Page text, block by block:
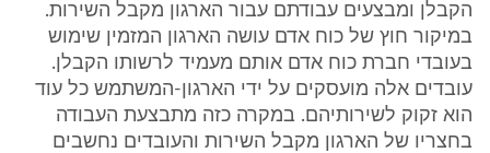
הקבלן ומבצעים עבודתם עבור הארגון מקבל השירות.
במיקור חוץ של כוח אדם עושה הארגון המזמין שימוש
בעובדי חברת כוח אדם אותם מעמיד לרשותו הקבלן.
עובדים אלה מועסקים על ידי הארגון-המשתמש כל עוד
הוא זקוק לשירותיהם. במקרה כזה מתבצעת העבודה
בחצריו של הארגון מקבל השירות והעובדים נחשבים